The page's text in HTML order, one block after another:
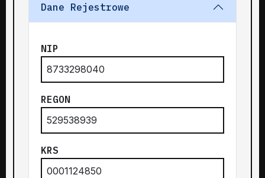
Dane Rejestrowe
NIP
8733298040
REGON
529538939
KRS
0001124850